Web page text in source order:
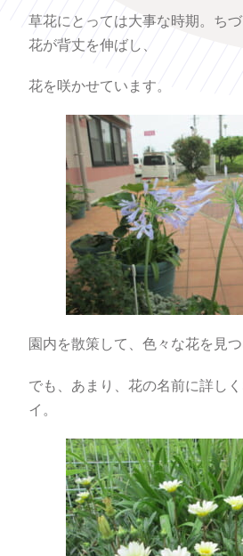
草花にとっては大事な時期。ち
花が背丈を伸ばし、
花を咲かせています。
園内を散策して、色々な花を見つ
でも、あまり、花の名前に詳し
イ。